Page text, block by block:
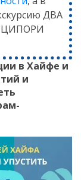
ДВА
ЦИПОРИ
в Хайфе и
и